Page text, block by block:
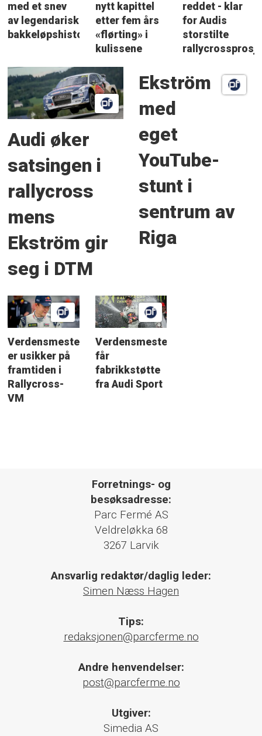
med et snev
av legendarisk
bakkeløpshistorie
nytt kapittel
etter fem års
«flørting» i
kulissene
reddet - klar
for Audis
storstilte
Audi øker
satsingen i
rallycross
mens
Ekström gir
seg i DTM
Ekström
med
eget
YouTube-
stunt i
sentrum av
Riga
Verdensmesteren
er usikker på
framtiden i
Rallycross-
VM
Verdensmesteren
får
fabrikkstøtte
fra Audi Sport
Forretnings- og
besøksadresse:
Parc Fermé AS
Veldreløkka 68
3267 Larvik
Ansvarlig redaktør/daglig leder:
Simen Næss Hagen
Tips:
redaksjonen@parcferme.no
Andre henvendelser:
post@parcferme.no
Utgiver:
Simedia AS